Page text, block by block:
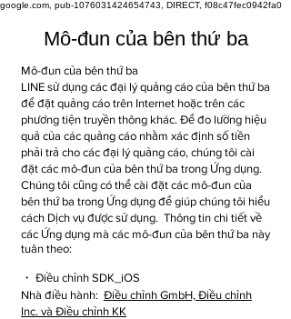
google.com, pub-1076031424654743, DIRECT, f08c47fec0942fa0
Mô-đun của bên thứ ba
Mô-đun của bên thứ ba
LINE sử dụng các đại lý quảng cáo của bên thứ ba
để đặt quảng cáo trên Internet hoặc trên các
phương tiện truyền thông khác. Để đo lường hiệu
quả của các quảng cáo nhằm xác định số tiền
phải trả cho các đại lý quảng cáo, chúng tôi cài
đặt các mô-đun của bên thứ ba trong Ứng dụng.
Chúng tôi cũng có thể cài đặt các mô-đun của
bên thứ ba trong Ứng dụng để giúp chúng tôi hiểu
cách Dịch vụ được sử dụng. Thông tin chi tiết về
các Ứng dụng mà các mô-đun của bên thứ ba này
tuân theo:
・ Điều chỉnh SDK_iOS
Nhà điều hành: Điều chỉnh GmbH, Điều chỉnh
Inc. và Điều chỉnh KK